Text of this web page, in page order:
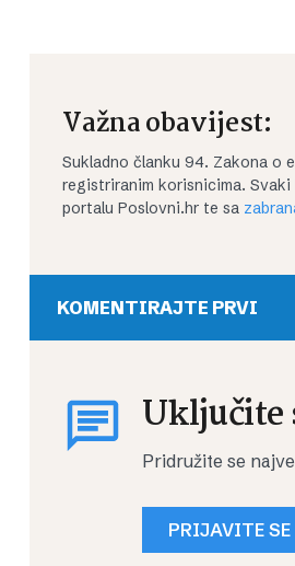
Važna obavijest:
Sukladno članku 94. Zakona o
registriranim korisnicima.
portalu Poslovni.hr te sa
KOMENTIRAJTE PRVI
Uključite
Pridružite se
PRIJAVITE SE